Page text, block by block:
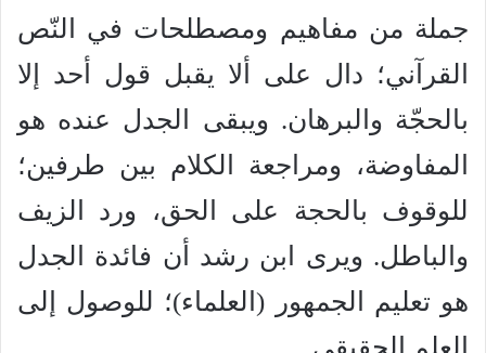
جملة من مفاهيم ومصطلحات في النّص
القرآني؛ دال على ألا يقبل قول أحد إلا
بالحجّة والبرهان. ويبقى الجدل عنده هو
المفاوضة، ومراجعة الكلام بين طرفين؛
للوقوف بالحجة على الحق، ورد الزيف
والباطل. ويرى ابن رشد أن فائدة الجدل
هو تعليم الجمهور (العلماء)؛ للوصول إلى